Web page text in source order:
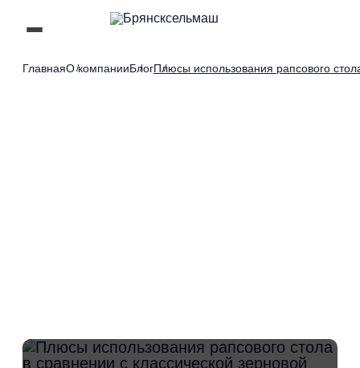
ГлавнаяО компанииБлогПлюсы использования рапсового